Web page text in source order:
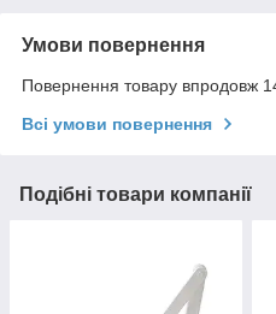
Умови повернення
Повернення товару впродовж
Всі умови повернення
Подібні товари компанії